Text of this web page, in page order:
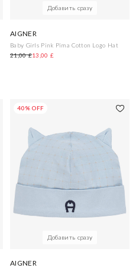
Добавить сразу
AIGNER
Baby Girls Pink Pima Cotton Logo Hat
21,00 £13,00 £
40% OFF
Добавить сразу
AIGNER